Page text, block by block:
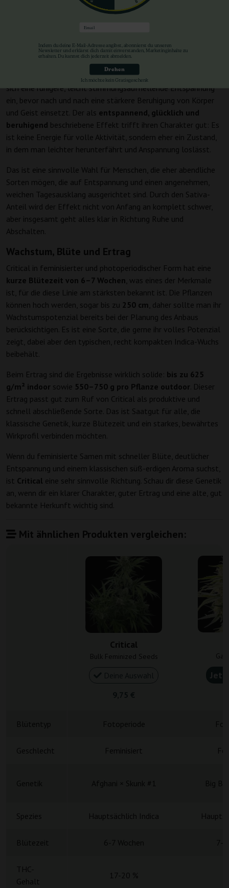
das Ganze gut abrundet. Dieses Profil spricht Menschen an, die
alte, erkennbare Noten ohne zu viel modernen „Kosmetik“-
Wirkung
THC im Bereich von 17–20%ist die Wirkung dieser Sorte
deutlich, aber weiterhin gut nachvollziehbar. Zunächst stellt
sich eine ruhigere, leicht stimmungsaufhellende Entspannung
ein, bevor nach und nach eine stärkere Beruhigung von Körper
und Geist einsetzt. Der als entspannend, glücklich und
beruhigend beschriebene Effekt trifft ihren Charakter gut: Es
ist keine Energie für volle Aktivität, sondern eher ein Zustand,
in dem man leichter herunterfährt und Anspannung loslässt.
Das ist eine sinnvolle Wahl für Menschen, die eher abendliche
Sorten mögen, die auf Entspannung und einen angenehmen,
weichen Tagesausklang ausgerichtet sind. Durch den Sativa-
Anteil wird der Effekt nicht von Anfang an komplett schwer,
aber insgesamt geht alles klar in Richtung Ruhe und
Abschalten.
Wachstum, Blüte und Ertrag
Critical in feminisierter und photoperiodischer Form hat eine
kurze Blütezeit von 6–7 Wochen , was eines der Merkmale
ist, für die diese Linie am stärksten bekannt ist. Die Pflanzen
können hoch werden, sogar bis zu 250 cm , daher sollte man ihr
Wachstumspotenzial bereits bei der Planung des Anbaus
berücksichtigen. Es ist eine Sorte, die gerne ihr volles Potenzial
zeigt, dabei aber den typischen, recht kompakten Indica-Wuchs
beibehält.
Beim Ertrag sind die Ergebnisse wirklich solide: bis zu 625
g/m² indoor sowie 550–750 g pro Pflanze outdoor . Dieser
Ertrag passt gut zum Ruf von Critical als produktive und
schnell abschließende Sorte. Das ist Saatgut für alle, die
klassische Genetik, kurze Blütezeit und ein starkes, bewährtes
Wirkprofil verbinden möchten.
Wenn du feminisierte Samen mit schneller Blüte, deutlicher
Entspannung und einem klassischen süß-erdigen Aroma suchst,
ist Critical eine sehr sinnvolle Richtung. Schau dir diese Genetik
an, wenn dir ein klarer Charakter, guter Ertrag und eine alte, gut
bekannte Herkunft wichtig sind.
Mit ähnlichen Produkten vergleichen:
Critical
Bulk Feminized Seeds
Geschlecht Feminisiert
Spezies Hauptsächlich Indica
THC-
Gehalt
17-20 %
Email
Indem du deine E-Mail-Adresse angibst, abonnierst du unseren
Newsletter und erklärst dich damit einverstanden, Marketinginhalte zu
erhalten. Du kannst dich jederzeit abmelden.
Drehen
Ich möchte kein Gratisgeschenk